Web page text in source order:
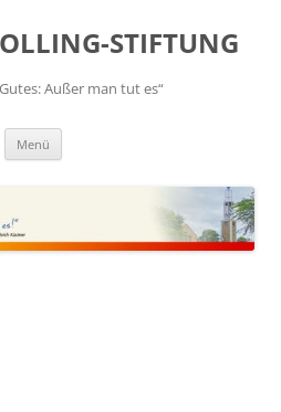
STIFTUNG
Außer man tut es“
Menü